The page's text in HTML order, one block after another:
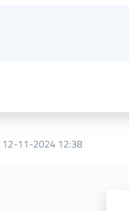
12-11-2024 12:38